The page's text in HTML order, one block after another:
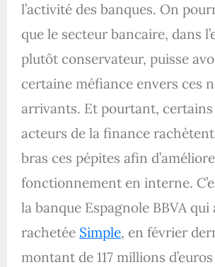
l’activité des banques. On
que le secteur bancaire, dans
plutôt conservateur, puisse
certaine méfiance envers ces
arrivants. Et pourtant,
acteurs de la finance
bras ces pépites afin
fonctionnement en interne.
la banque Espagnole BBVA qui
rachetée Simple, en février
montant de 117 millions